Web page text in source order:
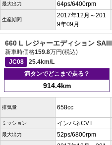
最大出力 64ps/6400rpm
生産期間
2017年12月～201
9年09月
660 L レジャーエディション SAIII
新車時価格159.8万円(税込)
JC08
25.4km/L
満タンでどこまで走る？
914.4km
排気量 658cc
ミッション インパネCVT
最大出力 52ps/6800rpm